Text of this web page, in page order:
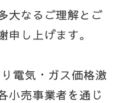
大なるご理解とご
申し上げます。
電気・ガス価格激
小売事業者を通じ